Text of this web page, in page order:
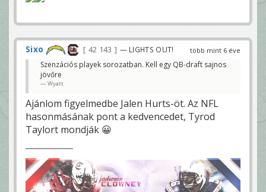
több mint 6 éve
Sixo 42 143 — LIGHTS OUT!
Szenzációs playek sorozatban. Kell egy QB-draft sajnos
jövőre
Wyatt
Ajánlom figyelmedbe Jalen Hurts-öt. Az NFL
hasonmásának pont a kedvencedet, Tyrod
Taylort mondják 😀